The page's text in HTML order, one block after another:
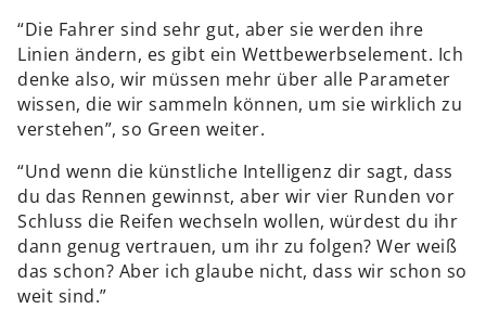
“Die Fahrer sind sehr gut, aber sie werden ihre
Linien ändern, es gibt ein Wettbewerbselement. Ich
denke also, wir müssen mehr über alle Parameter
wissen, die wir sammeln können, um sie wirklich zu
verstehen”, so Green weiter.
“Und wenn die künstliche Intelligenz dir sagt, dass
du das Rennen gewinnst, aber wir vier Runden vor
Schluss die Reifen wechseln wollen, würdest du ihr
dann genug vertrauen, um ihr zu folgen? Wer weiß
das schon? Aber ich glaube nicht, dass wir schon so
weit sind.”